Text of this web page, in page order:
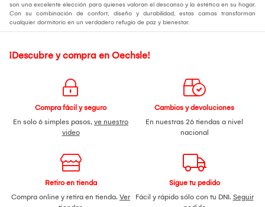
son una excelente elección para quienes valoran el descanso y la estética en su hogar.
Con su combinación de confort, diseño y durabilidad, estas camas transforman
cualquier dormitorio en un verdadero refugio de paz y bienestar.
¡Descubre y compra en Oechsle!
Compra fácil y seguro
En solo 6 simples pasos, ve nuestro
video
Cambios y devoluciones
En nuestras 26 tiendas a nivel
nacional
Retiro en tienda
Compra online y retira en tienda. Ver
Sigue tu pedido
Fácil y rápido sólo con tu DNI. Seguir